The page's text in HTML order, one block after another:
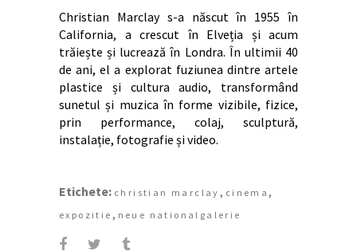
Christian Marclay s-a născut în 1955 în
California, a crescut în Elveția și acum
trăiește și lucrează în Londra. În ultimii 40
de ani, el a explorat fuziunea dintre artele
plastice și cultura audio, transformând
sunetul și muzica în forme vizibile, fizice,
prin performance, colaj, sculptură,
instalație, fotografie și video.
Etichete: christian marclay , cinema ,
expozitie , neue nationalgalerie